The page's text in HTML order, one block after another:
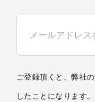
ご登録頂くと、弊社の
したことになります。